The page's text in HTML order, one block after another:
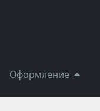
Оформление